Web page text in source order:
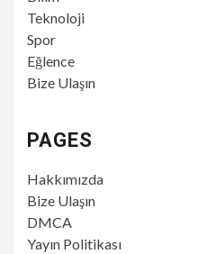
Teknoloji
Spor
Eğlence
Bize Ulaşın
PAGES
Hakkımızda
Bize Ulaşın
DMCA
Yayın Politikası